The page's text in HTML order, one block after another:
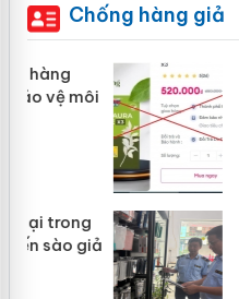
Chống hàng giả
Khẩn
Slimaura
giả mạo
Lào Cai
mại trong